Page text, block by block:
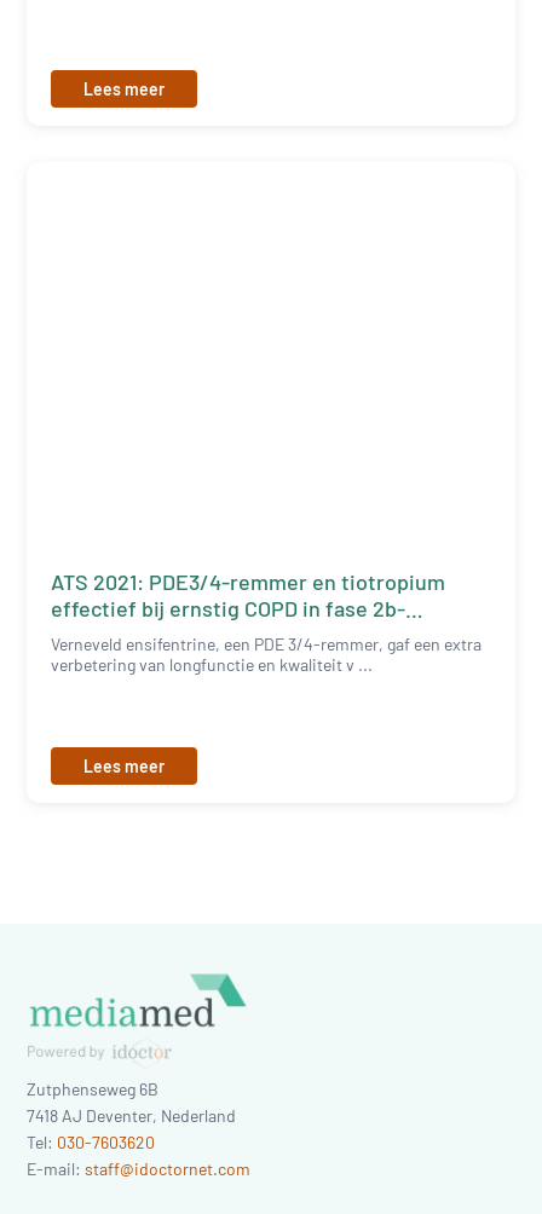
Lees meer
ATS 2021: PDE3/4-remmer en tiotropium
effectief bij ernstig COPD in fase 2b-
onderzoek
Verneveld ensifentrine, een PDE 3/4-remmer, gaf een extra
verbetering van longfunctie en kwaliteit v ...
Lees meer
Zutphenseweg 6B
7418 AJ Deventer, Nederland
Tel: 030-7603620
E-mail:staff@idoctornet.com